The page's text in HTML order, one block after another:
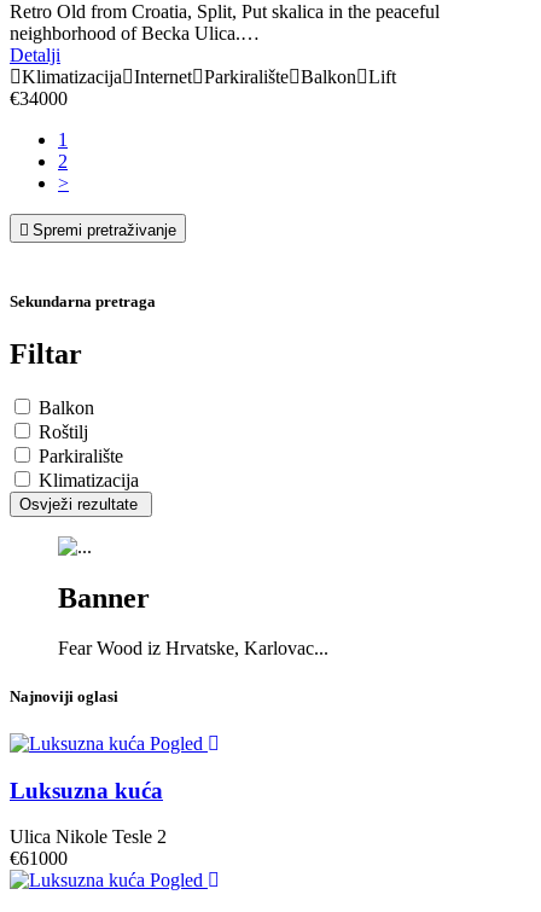
Retro Old from Croatia, Split, Put skalica in the peaceful
neighborhood of Becka Ulica.…
Detalji
Klimatizacija
Internet Parkiralište Balkon
Lift
€34000
1
2
>
Spremi pretraživanje
Sekundarna pretraga
Filtar
Balkon
Roštilj
Parkiralište
Klimatizacija
Osvježi rezultate
Banner
Fear Wood iz Hrvatske, Karlovac...
Najnoviji oglasi
Pogled
Luksuzna kuća
Ulica Nikole Tesle 2
€61000
Pogled